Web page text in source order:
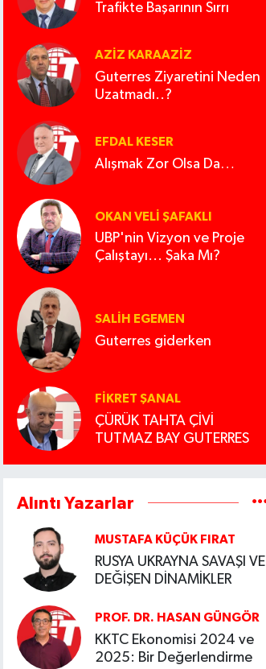
Trafikte Başarının Sırrı
AZIZ KARAAZIZ
Guterres Ziyaretini Neden
Uzatmadı..?
EFDAL KESER
Alışmak Zor Olsa Da…
OKAN VELI ŞAFAKLI
UBP'nin Vizyon ve Proje
Çalıştayı... Şaka Mı?
SALIH EGEMEN
Guterres giderken
FIKRET ŞANAL
ÇÜRÜK TAHTA ÇİVİ
TUTMAZ BAY GUTERRES
Alıntı Yazarlar
MUSTAFA KÜÇÜK FIRAT
RUSYA UKRAYNA SAVAŞI VE
DEĞİŞEN DİNAMİKLER
PROF. DR. HASAN GÜNGÖR
KKTC Ekonomisi 2024 ve
2025: Bir Değerlendirme